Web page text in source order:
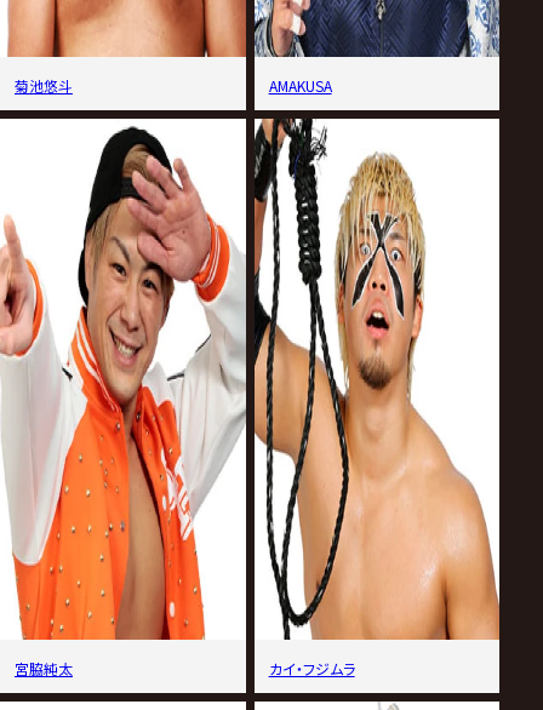
菊池悠斗 AMAKUSA
宮脇純太 カイ・フジムラ